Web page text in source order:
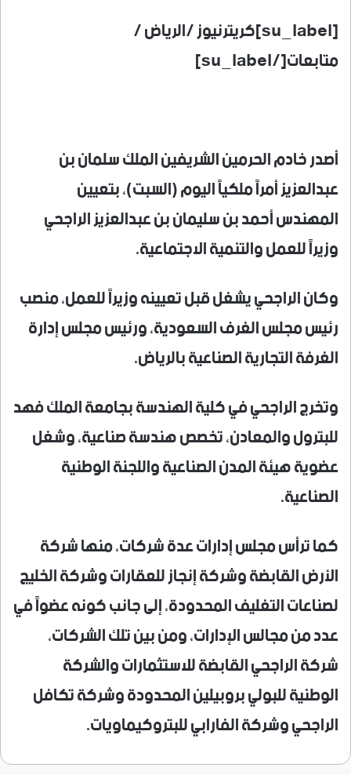
[su_label]كريترنيوز /الرياض /
متابعات[/su_label]
أصدر خادم الحرمين الشريفين الملك سلمان بن
عبدالعزيز أمراً ملكياً اليوم (السبت)، بتعيين
المهندس أحمد بن سليمان بن عبدالعزيز الراجحي
وزيراً للعمل والتنمية الاجتماعية.
وكان الراجحي يشغل قبل تعيينه وزيراً للعمل، منصب
رئيس مجلس الغرف السعودية، ورئيس مجلس إدارة
الغرفة التجارية الصناعية بالرياض.
وتخرج الراجحي في كلية الهندسة بجامعة الملك فهد
للبترول والمعادن، تخصص هندسة صناعية، وشغل
عضوية هيئة المدن الصناعية واللجنة الوطنية
الصناعية.
كما ترأس مجلس إدارات عدة شركات، منها شركة
الأرض القابضة وشركة إنجاز للعقارات وشركة الخليج
لصناعات التغليف المحدودة، إلى جانب كونه عضواً في
عدد من مجالس الإدارات، ومن بين تلك الشركات،
شركة الراجحي القابضة للاستثمارات والشركة
الوطنية للبولي بروبيلين المحدودة وشركة تكافل
الراجحي وشركة الفارابي للبتروكيماويات.